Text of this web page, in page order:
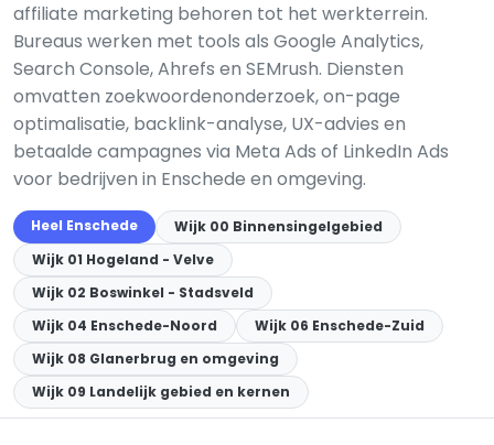
affiliate marketing behoren tot het werkterrein.
Bureaus werken met tools als Google Analytics,
Search Console, Ahrefs en SEMrush. Diensten
omvatten zoekwoordenonderzoek, on-page
optimalisatie, backlink-analyse, UX-advies en
betaalde campagnes via Meta Ads of LinkedIn Ads
voor bedrijven in Enschede en omgeving.
Heel Enschede
Wijk 00 Binnensingelgebied
Wijk 01 Hogeland - Velve
Wijk 02 Boswinkel - Stadsveld
Wijk 04 Enschede-Noord
Wijk 06 Enschede-Zuid
Wijk 08 Glanerbrug en omgeving
Wijk 09 Landelijk gebied en kernen